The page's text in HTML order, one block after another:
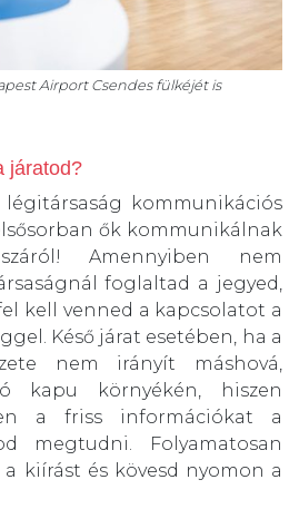
Airport Csendes fülkéjét is
járatod?
légitársaság kommunikációs
ők kommunikálnak
Amennyiben nem
foglaltad a jegyed,
kell venned a kapcsolatot a
Késő járat esetében, ha a
nem irányít máshová,
kapu környékén, hiszen
a friss információkat a
megtudni. Folyamatosan
kiírást és kövesd nyomon a